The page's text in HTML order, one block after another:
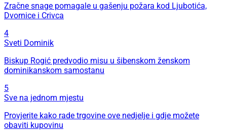
Zračne snage pomagale u gašenju požara kod Ljubotića,
Dvornice i Crivca
4
Sveti Dominik
Biskup Rogić predvodio misu u šibenskom ženskom
dominikanskom samostanu
5
Sve na jednom mjestu
Provjerite kako rade trgovine ove nedjelje i gdje možete
obaviti kupovinu